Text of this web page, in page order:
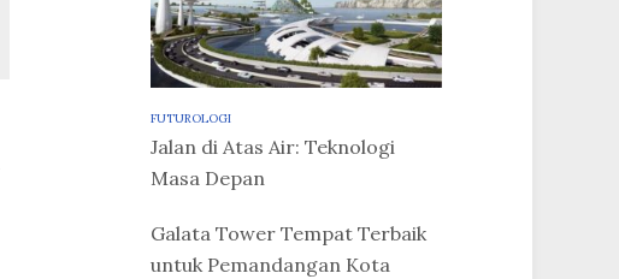
FUTUROLOGI
Jalan di Atas Air: Teknologi
Masa Depan
Galata Tower Tempat Terbaik
untuk Pemandangan Kota